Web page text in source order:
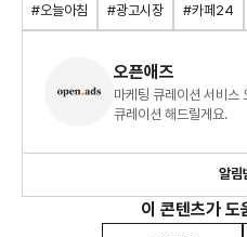
#오늘아침 #광고시장 #카페24
오픈애즈
마케팅 큐레이션 서비스
큐레이션 해드릴게요.
알림
이 콘텐츠가 도